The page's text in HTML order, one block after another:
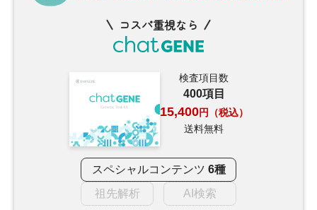
コスパ重視なら
検査項目数
400項目
15,400円（税込）
送料無料
スペシャルコンテンツ 6種
祖先解析
AI検索